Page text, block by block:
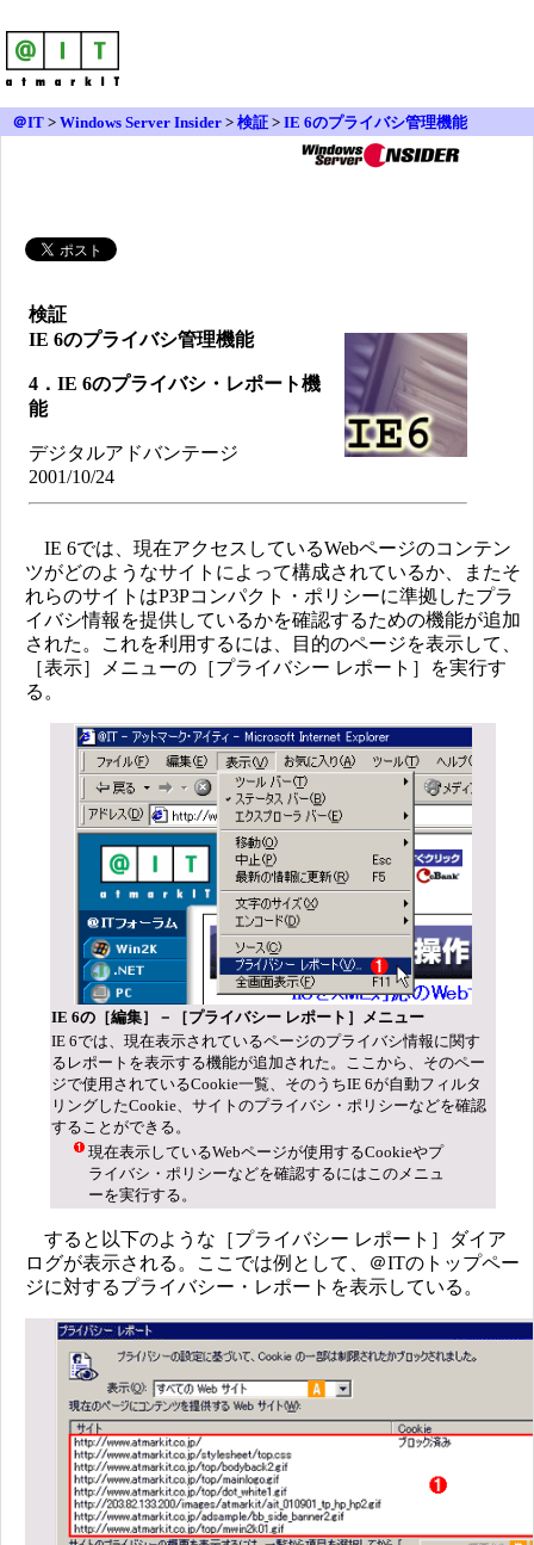
＠IT > Windows Server Insider > 検証 > IE 6のプライバシ管理機能
検証
IE 6のプライバシ管理機能
4．IE 6のプライバシ・レポート機
能
デジタルアドバンテージ
2001/10/24
IE 6では、現在アクセスしているWebページのコンテン
ツがどのようなサイトによって構成されているか、またそ
れらのサイトはP3Pコンパクト・ポリシーに準拠したプラ
イバシ情報を提供しているかを確認するための機能が追加
された。これを利用するには、目的のページを表示して、
［表示］メニューの［プライバシー レポート］を実行す
る。
IE 6の［編集］－［プライバシー レポート］メニュー
IE 6では、現在表示されているページのプライバシ情報に関す
るレポートを表示する機能が追加された。ここから、そのペー
ジで使用されているCookie一覧、そのうちIE 6が自動フィルタ
リングしたCookie、サイトのプライバシ・ポリシーなどを確認
することができる。
現在表示しているWebページが使用するCookieやプ
ライバシ・ポリシーなどを確認するにはこのメニュ
ーを実行する。
すると以下のような［プライバシー レポート］ダイア
ログが表示される。ここでは例として、＠ITのトップペー
ジに対するプライバシー・レポートを表示している。